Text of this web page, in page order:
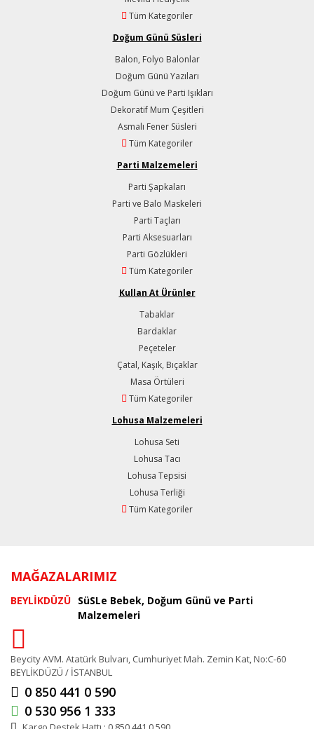
Tüm Kategoriler
Doğum Günü Süsleri
Balon, Folyo Balonlar
Doğum Günü Yazıları
Doğum Günü ve Parti Işıkları
Dekoratif Mum Çeşitleri
Asmalı Fener Süsleri
Tüm Kategoriler
Parti Malzemeleri
Parti Şapkaları
Parti ve Balo Maskeleri
Parti Taçları
Parti Aksesuarları
Parti Gözlükleri
Tüm Kategoriler
Kullan At Ürünler
Tabaklar
Bardaklar
Peçeteler
Çatal, Kaşık, Bıçaklar
Masa Örtüleri
Tüm Kategoriler
Lohusa Malzemeleri
Lohusa Seti
Lohusa Tacı
Lohusa Tepsisi
Lohusa Terliği
Tüm Kategoriler
MAĞAZALARIMIZ
BEYLİKDÜZÜ SüSLe Bebek, Doğum Günü ve Parti
Malzemeleri
Beycity AVM. Atatürk Bulvarı, Cumhuriyet Mah. Zemin Kat, No:C-60
BEYLİKDÜZÜ / İSTANBUL
0 850 441 0 590
0 530 956 1 333